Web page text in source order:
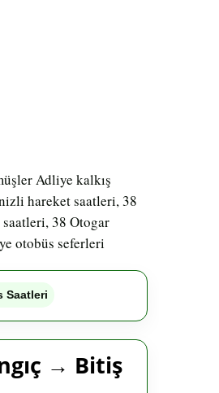
Adliye kalkış
hareket saatleri, 38
38 Otogar
otobüs seferleri
Saatleri
→ Bitiş